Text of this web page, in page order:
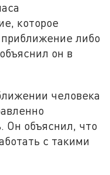
которое
либо
он в
человека
Он объяснил, что
с такими